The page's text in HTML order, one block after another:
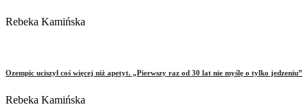
Rebeka Kamińska
Ozempic uciszył coś więcej niż apetyt. „Pierwszy raz od 30 lat nie myślę o tylko jedzeniu”
Rebeka Kamińska